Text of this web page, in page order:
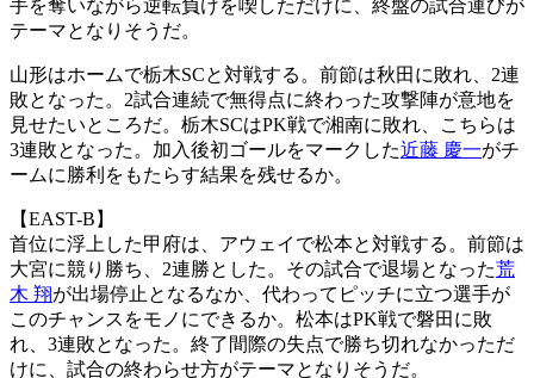
手を奪いながら逆転負けを喫しただけに、終盤の試合運びが
テーマとなりそうだ。
山形はホームで栃木SCと対戦する。前節は秋田に敗れ、2連
敗となった。2試合連続で無得点に終わった攻撃陣が意地を
見せたいところだ。栃木SCはPK戦で湘南に敗れ、こちらは
3連敗となった。加入後初ゴールをマークした近藤 慶一がチ
ームに勝利をもたらす結果を残せるか。
【EAST-B】
首位に浮上した甲府は、アウェイで松本と対戦する。前節は
大宮に競り勝ち、2連勝とした。その試合で退場となった荒
木 翔が出場停止となるなか、代わってピッチに立つ選手が
このチャンスをモノにできるか。松本はPK戦で磐田に敗
れ、3連敗となった。終了間際の失点で勝ち切れなかっただ
けに、試合の終わらせ方がテーマとなりそうだ。